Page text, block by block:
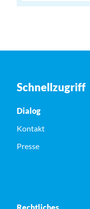
Schnellzugriff
Dialog
Kontakt
Presse